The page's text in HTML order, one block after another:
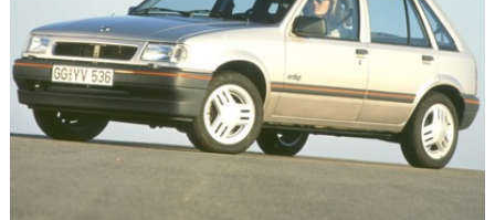
Flottes
Auto
Services